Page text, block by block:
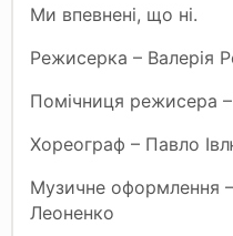
Ми впевнені, що ні.
Режисерка – Валерія
Помічниця режисера
Хореограф – Павло
Музичне оформлення
Леоненко